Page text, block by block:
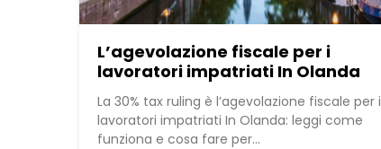
L’agevolazione fiscale per i
lavoratori impatriati In Olanda
La 30% tax ruling è l’agevolazione fiscale per i
lavoratori impatriati In Olanda: leggi come
funziona e cosa fare per...